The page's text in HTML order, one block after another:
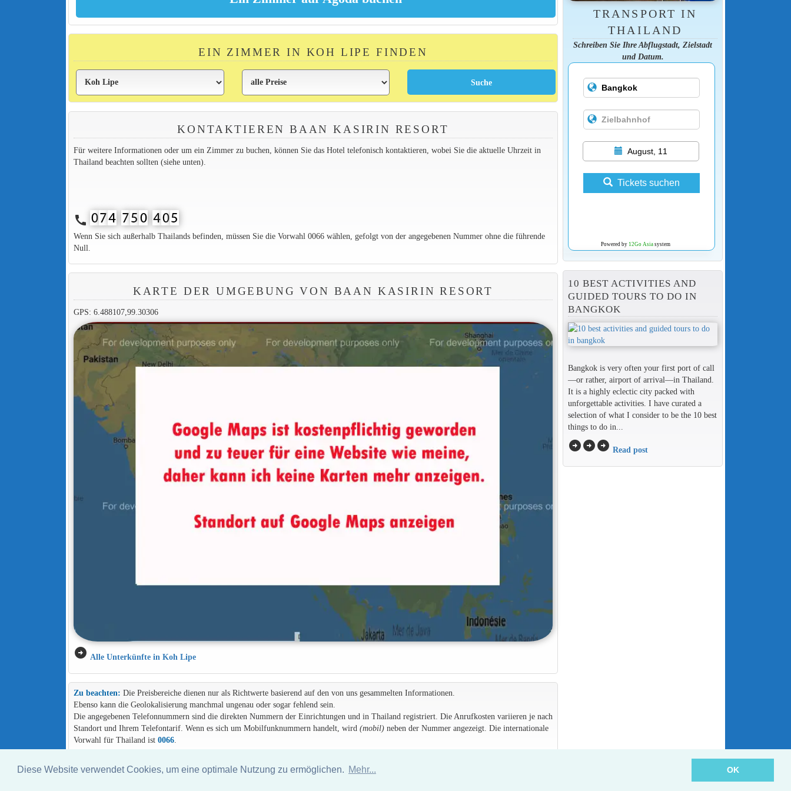
Diese Website verwendet Cookies, um eine optimale Nutzung zu ermöglichen. Mehr... OK
EIN ZIMMER IN KOH LIPE FINDEN
KONTAKTIEREN BAAN KASIRIN RESORT
Für weitere Informationen oder um ein Zimmer zu buchen, können Sie das Hotel telefonisch kontaktieren, wobei Sie die aktuelle Uhrzeit in
Thailand beachten sollten (siehe unten).
call
Wenn Sie sich außerhalb Thailands befinden, müssen Sie die Vorwahl 0066 wählen, gefolgt von der angegebenen Nummer ohne die führende
Null.
KARTE DER UMGEBUNG VON BAAN KASIRIN RESORT
GPS: 6.488107,99.30306
arrow_circle_right Alle Unterkünfte in Koh Lipe
Zu beachten: Die Preisbereiche dienen nur als Richtwerte basierend auf den von uns gesammelten Informationen.
Ebenso kann die Geolokalisierung manchmal ungenau oder sogar fehlend sein.
Die angegebenen Telefonnummern sind die direkten Nummern der Einrichtungen und in Thailand registriert. Die Anrufkosten variieren je nach
Standort und Ihrem Telefontarif. Wenn es sich um Mobilfunknummern handelt, wird (mobil)neben der Nummer angezeigt. Die internationale
Vorwahl für Thailand ist 0066.
TRANSPORT IN
THAILAND
Schreiben Sie Ihre Abflugstadt, Zielstadt
und Datum.
August, 11
Tickets suchen
Powered by 12Go Asiasystem
10 BEST ACTIVITIES AND
GUIDED TOURS TO DO IN
BANGKOK
Bangkok is very often your first port of call
—or rather, airport of arrival—in Thailand.
It is a highly eclectic city packed with
unforgettable activities. I have curated a
selection of what I consider to be the 10 best
things to do in...
arrow_circle_rightarrow_circle_rightarrow_circle_right Read post
Hotelverzeichnis Thailand